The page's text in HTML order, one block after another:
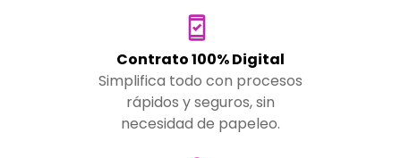
Contrato 100% Digital
Simplifica todo con procesos
rápidos y seguros, sin
necesidad de papeleo.